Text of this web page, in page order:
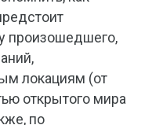
произошедшего,
локациям (от
открытого мира
по